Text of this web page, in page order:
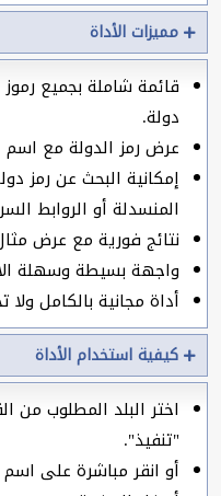
مميزات الأداة
دولة.
عرض رمز الدولة مع اسم
إمكانية البحث عن رمز
المنسدلة أو الروابط
نتائج فورية مع عرض
واجهة بسيطة وسهلة
أداة مجانية بالكامل
كيفية استخدام الأداة
اختر البلد المطلوب من
"تنفيذ".
أو انقر مباشرة على